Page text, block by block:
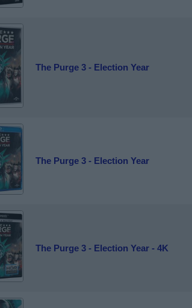
The Purge 3 - Election Year
The Purge 3 - Election Year
The Purge 3 - Election Year - 4K